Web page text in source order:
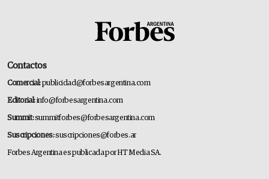
Contactos
Comercial:publicidad@forbesargentina.com
Editorial:info@forbesargentina.com
Summit:summitforbes@forbesargentina.com
Suscripciones:suscripciones@forbes.ar
Forbes Argentina es publicada por HT Media SA.